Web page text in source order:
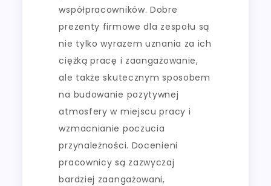
współpracowników. Dobre
prezenty firmowe dla zespołu są
nie tylko wyrazem uznania za ich
ciężką pracę i zaangażowanie,
ale także skutecznym sposobem
na budowanie pozytywnej
atmosfery w miejscu pracy i
wzmacnianie poczucia
przynależności. Docenieni
pracownicy są zazwyczaj
bardziej zaangażowani,